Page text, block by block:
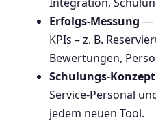
Erfolgs-Messung —
KPIs – z. B.
Bewertungen,
Schulungs-Konzept
Service-Personal
jedem neuen Tool.